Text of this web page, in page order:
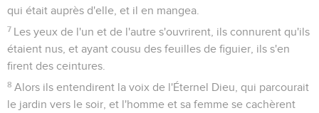
qui était auprès d'elle, et il en mangea.
7 Les yeux de l'un et de l'autre s'ouvrirent, ils connurent qu'ils
étaient nus, et ayant cousu des feuilles de figuier, ils s'en
firent des ceintures.
8 Alors ils entendirent la voix de l'Éternel Dieu, qui parcourait
le jardin vers le soir, et l'homme et sa femme se cachèrent